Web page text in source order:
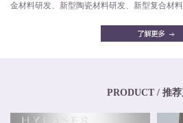
金材料研发、新型陶瓷材料研发、新型复合材
油喷嘴，减重机箱，散热器，异形件，模具，
专业化、年轻化的技术团队，其骨干均为博士
联合研发合作关系。华阳新材料具有高素质人
检测设备，能够对材料物理力学性能、化学性
PRODUCT / 推